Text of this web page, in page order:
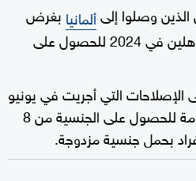
وصلوا إلىألمانيا بغرض
اللجوء في 2015 و2016 مؤهلين في 2024 للحصول على
الإصلاحات ‌التي أجريت في يونيو
‌2024 وخفضت ⁠شروط الإقامة للحصول على الجنسية من 8